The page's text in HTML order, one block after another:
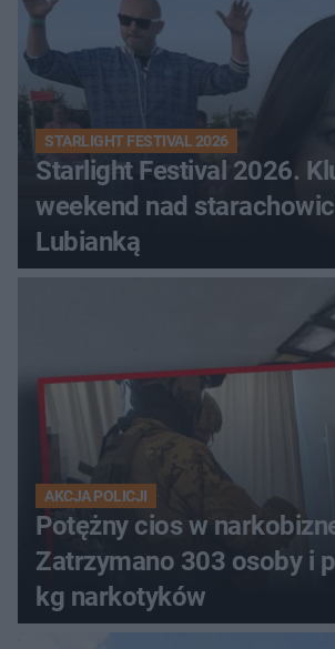
STARLIGHT FESTIVAL 2026
Starlight Festival 2026.
weekend nad
Lubianką
AKCJA POLICJI
Potężny cios w
Zatrzymano 303 osoby i przejęto 72
kg narkotyków